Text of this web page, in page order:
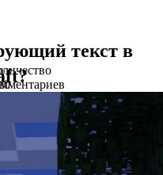
текст в
0